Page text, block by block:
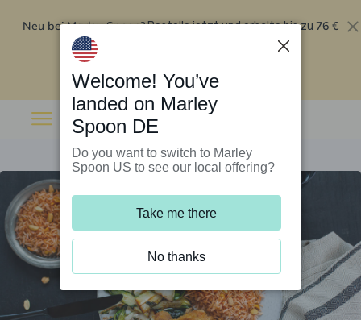
Neu bei Marley Spoon?Bestelle jetzt und erhalte bis zu 76 €
Rabatt auf deine ersten fünf Boxen
Welcome! You’ve
landed on Marley
Spoon DE
Do you want to switch to Marley
Spoon US to see our local offering?
Take me there
No thanks